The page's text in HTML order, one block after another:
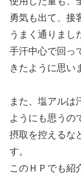
勇気も出て、接
うまく通りまし
手汗中心で回っ
きたように思い
また、塩アルは
ようにも思うの
摂取を控えるな
す。
このＨＰでも紹